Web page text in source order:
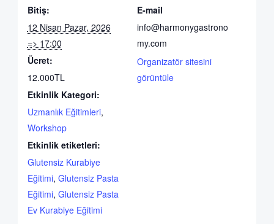
Bitiş:
12 Nisan Pazar, 2026
=> 17:00
Ücret:
12.000TL
Etkinlik Kategori:
Uzmanlık Eğitimleri,
Workshop
Etkinlik etiketleri:
Glutensiz Kurabiye
Eğitimi, Glutensiz Pasta
Eğitimi, Glutensiz Pasta
Ev Kurabiye Eğitimi
E-mail
info@harmonygastrono
my.com
Organizatör sitesini
görüntüle